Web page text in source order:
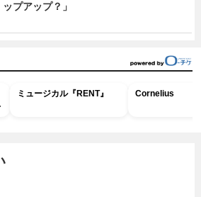
ップアップ？」
ミュージカル『RENT』 Cornelius